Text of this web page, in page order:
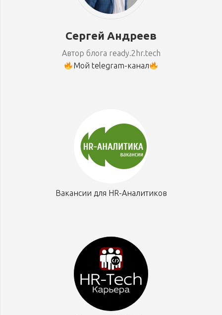
Сергей Андреев
Автор блога ready.2hr.tech
Мой telegram-канал
Вакансии для HR-Аналитиков